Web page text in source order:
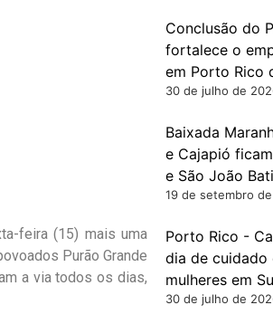
feira (15) mais uma
Purão Grande
a via todos os dias,
Conclusão do
fortalece o
em Porto Rico
30 de julho de
Baixada
e Cajapió
e São João
19 de setembro
Porto Rico -
dia de cuidado
mulheres em
30 de julho de